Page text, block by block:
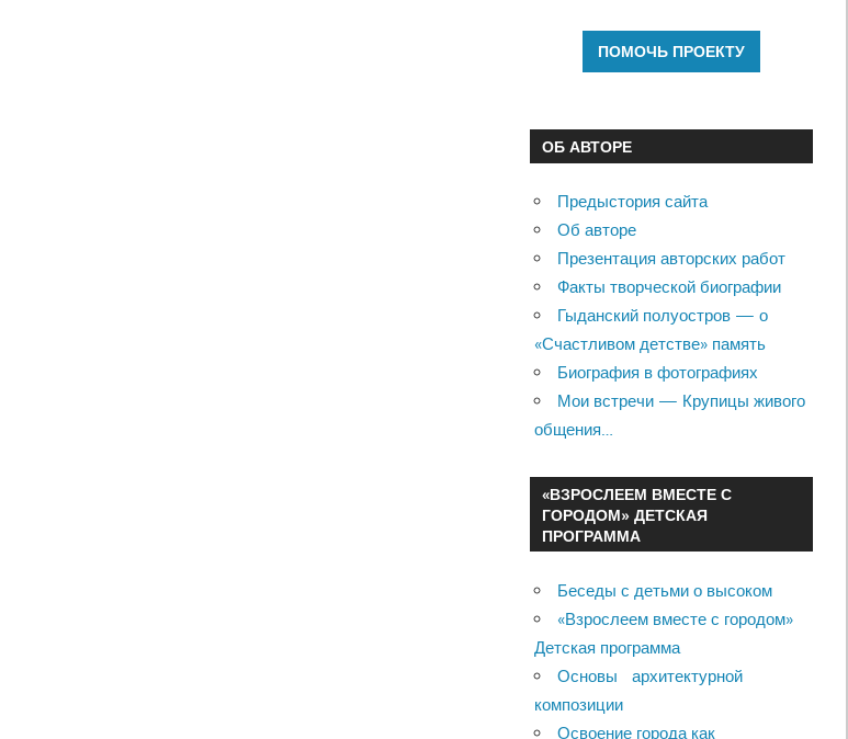
ОБ АВТОРЕ
Предыстория сайта
Об авторе
Презентация авторских работ
Факты творческой биографии
Гыданский полуостров — о
«Счастливом детстве» память
Биография в фотографиях
Мои встречи — Крупицы живого
общения…
«ВЗРОСЛЕЕМ ВМЕСТЕ С
ГОРОДОМ» ДЕТСКАЯ
ПРОГРАММА
Беседы с детьми о высоком
«Взрослеем вместе с городом»
Детская программа
Основы архитектурной
композиции
Освоение города как